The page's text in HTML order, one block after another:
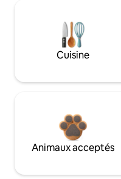
Cuisine
Animaux acceptés